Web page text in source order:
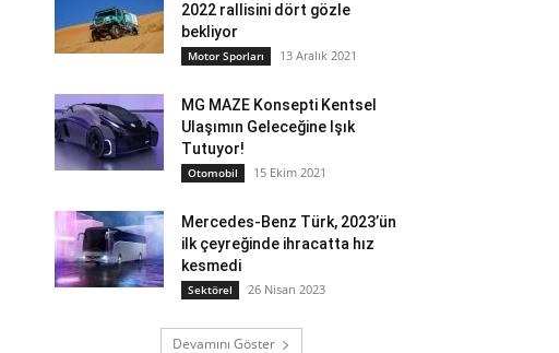
2022 rallisini dört gözle
bekliyor
Motor Sporları 13 Aralık 2021
MG MAZE Konsepti Kentsel
Ulaşımın Geleceğine Işık
Tutuyor!
Otomobil 15 Ekim 2021
Mercedes-Benz Türk, 2023’ün
ilk çeyreğinde ihracatta hız
kesmedi
Sektörel 26 Nisan 2023
Devamını Göster